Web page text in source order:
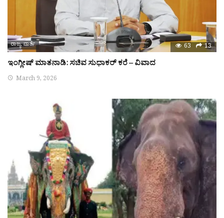
ರಾಜ್ಯ ವಾರ್ತೆ 63 13
ಇಂಗ್ಲೀಷ್ ಮಾತನಾಡಿ: ಸಚಿವ ಸುಧಾಕರ್ ಕರೆ – ವಿವಾದ
March 9, 2026